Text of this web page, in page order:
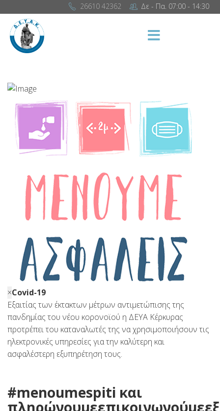
26610 42362 Δε - Πα. 07:00 - 14:30
×Covid-19
Εξαιτίας των έκτακτων μέτρων αντιμετώπισης της
πανδημίας του νέου κορονοϊού η ΔΕΥΑ Κέρκυρας
προτρέπει του καταναλωτές της να χρησιμοποιήσουν τις
ηλεκτρονικές υπηρεσίες για την καλύτερη και
ασφαλέστερη εξυπηρέτηση τους.
#menoumespiti και
πληρώνουμεεπικοινωνούμε